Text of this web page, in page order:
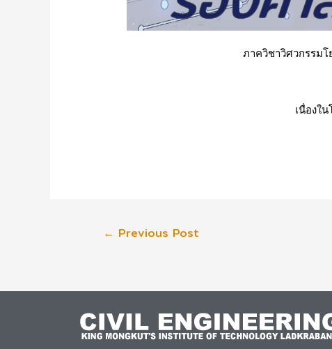
ภาควิชาวิศวกรรม
เนื่องใ
← Previous Post